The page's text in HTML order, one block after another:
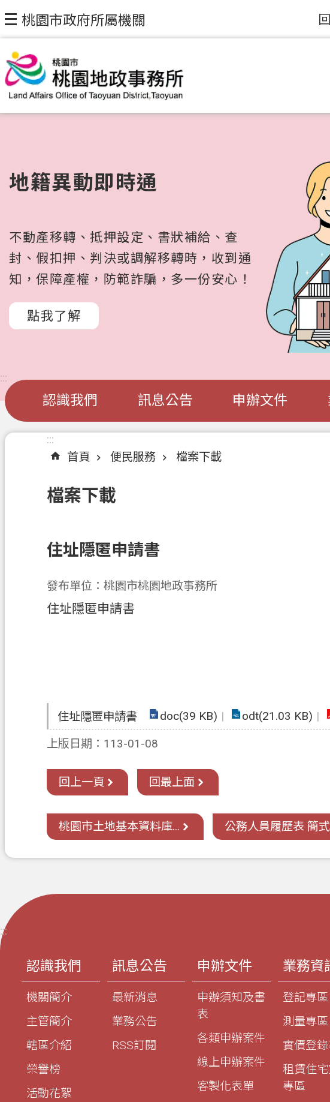
桃園市政府所屬機關
地籍異動即時通
不動產移轉、抵押設定、書狀補給、查
封、假扣押、判決或調解移轉時，收到通
知，保障產權，防範詐騙，多一份安心！
點我了解
:::
認識我們 訊息公告 申辦文件
:::
首頁
便民服務 檔案下載
檔案下載
住址隱匿申請書
發布單位：桃園市桃園地政事務所
住址隱匿申請書
住址隱匿申請書 doc(39 KB) odt(21.03 KB)
上版日期：113-01-08
回上一頁 回最上面
桃園市土地基本資料庫... 公務人員履歷表 簡式
:::
認識我們
機關簡介
主管簡介
轄區介紹
榮譽榜
活動花絮
訊息公告
最新消息
業務公告
RSS訂閱
申辦文件
申辦須知及書
表
各類申辦案件
線上申辦案件
客製化表單
業務資
登記專區
測量專區
實價登
租賃住
專區